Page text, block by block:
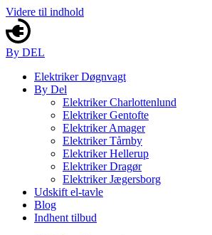
Videre til indhold
By DEL
Elektriker Døgnvagt
By Del
Elektriker Charlottenlund
Elektriker Gentofte
Elektriker Amager
Elektriker Tårnby
Elektriker Hellerup
Elektriker Dragør
Elektriker Jægersborg
Udskift el-tavle
Blog
Indhent tilbud